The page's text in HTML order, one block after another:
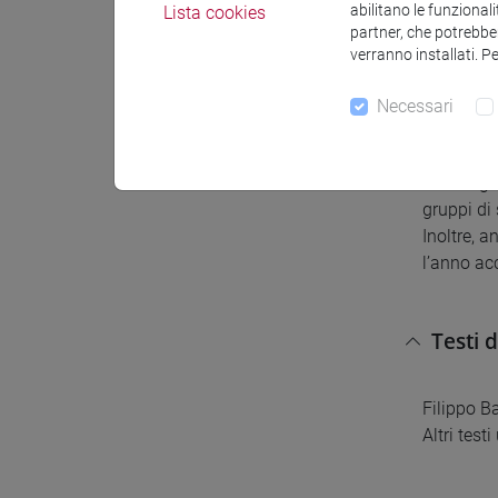
Che
Il corso,
gruppi di
Inoltre,
l’anno
Testi
Filippo
Altri testi
Lista cookies
abilitano le
partner, che
verranno installati.
Necessari